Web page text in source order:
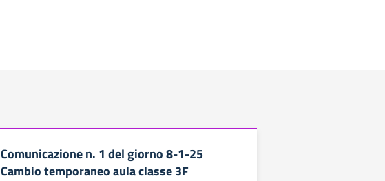
Comunicazione n. 1 del giorno 8-1-25
Cambio temporaneo aula classe 3F